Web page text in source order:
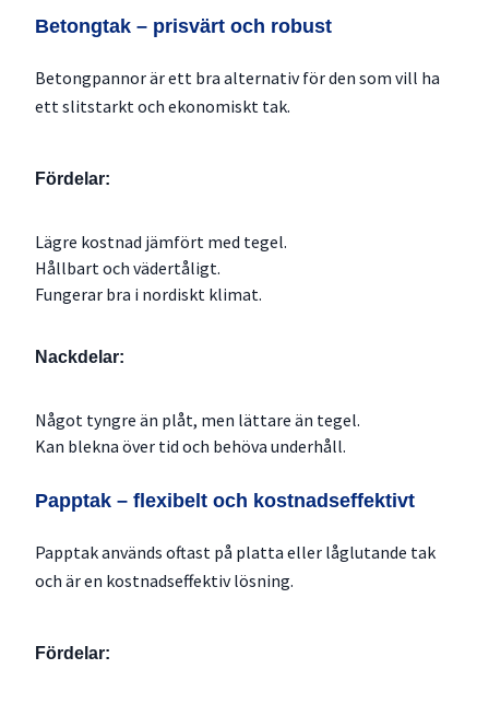
Betongtak – prisvärt och robust
Betongpannor är ett bra alternativ för den som vill ha
ett slitstarkt och ekonomiskt tak.
Fördelar:
Lägre kostnad jämfört med tegel.
Hållbart och vädertåligt.
Fungerar bra i nordiskt klimat.
Nackdelar:
Något tyngre än plåt, men lättare än tegel.
Kan blekna över tid och behöva underhåll.
Papptak – flexibelt och kostnadseffektivt
Papptak används oftast på platta eller låglutande tak
och är en kostnadseffektiv lösning.
Fördelar: